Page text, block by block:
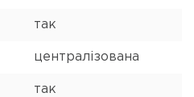
так
централізована
так